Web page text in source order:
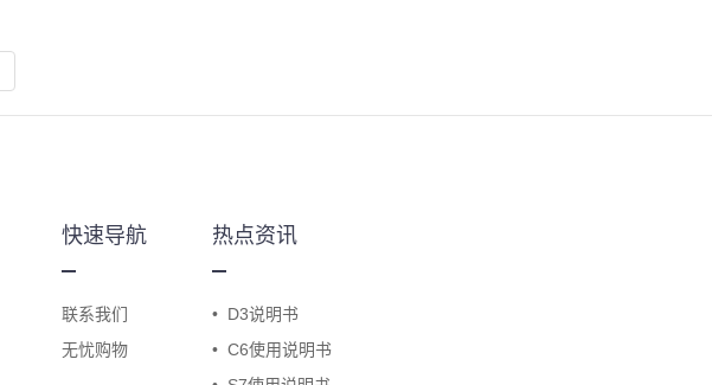
快速导航
联系我们
无忧购物
热点资讯
• D3说明书
• C6使用说明书